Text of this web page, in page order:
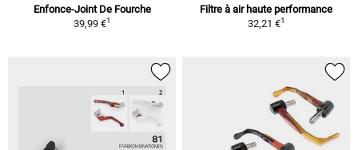
Enfonce-Joint De Fourche
39,99 €1
Filtre à air haute performance
32,21 €1